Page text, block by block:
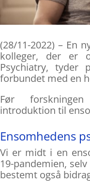
(28/11-2022) – En
kolleger, der er
Psychiatry,
forbundet med en
Før
introduktion til
Ensomhedens
Vi er midt i en
19-pandemien,
bestemt også